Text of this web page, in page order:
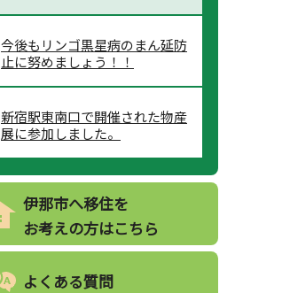
今後もリンゴ黒星病のまん延防
止に努めましょう！！
新宿駅東南口で開催された物産
展に参加しました。
伊那市へ移住を
お考えの方はこちら
よくある質問